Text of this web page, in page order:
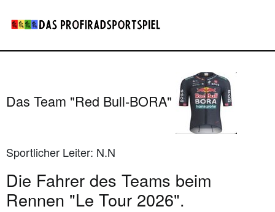
Das Team "Red Bull-BORA"
Sportlicher Leiter: N.N
Die Fahrer des Teams beim
Rennen "Le Tour 2026".